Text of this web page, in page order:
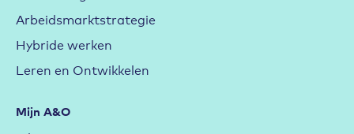
Arbeidsmarktstrategie
Hybride werken
Leren en Ontwikkelen
Mijn A&O